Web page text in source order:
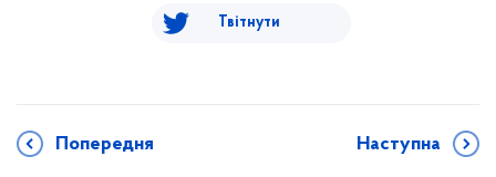
Твітнути
Попередня Наступна